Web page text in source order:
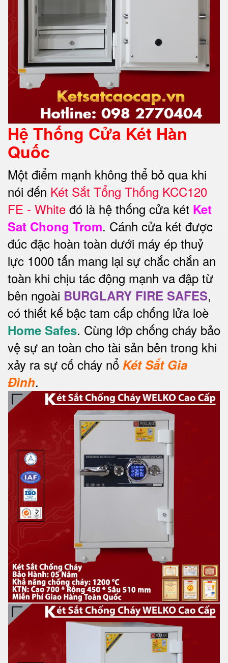
Hệ Thống Cửa Két Hàn
Quốc
Một điểm mạnh không thể bỏ qua khi
nói đến Két Sắt Tổng Thống KCC120
FE - White đó là hệ thống cửa két Ket
Sat Chong Trom. Cánh cửa két được
đúc đặc hoàn toàn dưới máy ép thuỷ
lực 1000 tấn mang lại sự chắc chắn an
toàn khi chịu tác động mạnh va đập từ
bên ngoài BURGLARY FIRE SAFES,
có thiết kế bậc tam cấp chống lửa loè
Home Safes. Cùng lớp chống cháy bảo
vệ sự an toàn cho tài sản bên trong khi
xảy ra sự cố cháy nổ Két Sắt Gia
Đình.